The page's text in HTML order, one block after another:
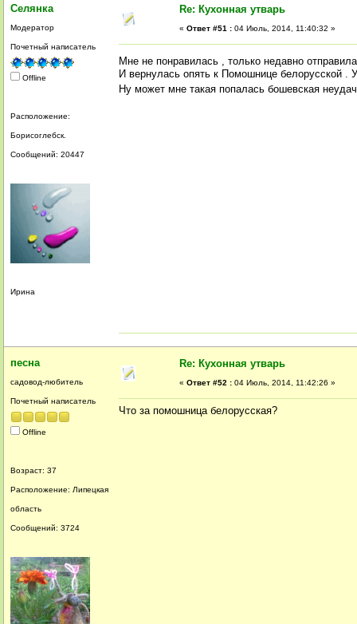
Селянка
Модератор
Почетный написатель
Offline
Расположение:
Борисоглебск.
Сообщений: 20447
Ирина
Re: Кухонная утварь
« Ответ #51 : 04 Июль, 2014, 11:40:32 »
Мне не понравилась , только недавно
И вернулась опять к Помошнице белорусской
Ну может мне такая попалась бошевская
песна
садовод-любитель
Почетный написатель
Offline
Возраст: 37
Расположение: Липецкая
область
Сообщений: 3724
Re: Кухонная утварь
« Ответ #52 : 04 Июль, 2014, 11:42:26 »
Что за помошница белорусская?